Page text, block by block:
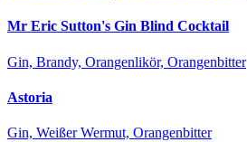
Mr Eric Sutton's Gin Blind Cocktail
Gin, Brandy, Orangenlikör, Orangenbitter
Astoria
Gin, Weißer Wermut, Orangenbitter